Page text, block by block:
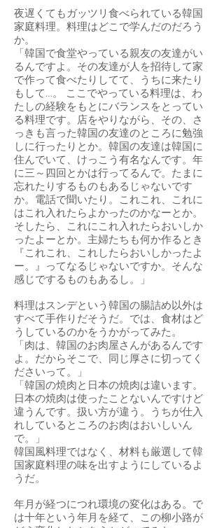
夜遅くてもガッツリ食べられている韓国
家庭料理。料理はどこで学んだのだろう
か。
「韓国で食堂やっている親友の友達がい
るんですよ。その友達が人を招待して家
で作って食べたりしてて、うちに来たり
もして…。 ここでやっている料理は、わ
たしの経験をもとにバランスをとってい
る料理です。店をやりながら、その、さ
っきも言った韓国の友達のところに勉強
しに行ったりとか。韓国の友達は韓国に
住んでいて、けっこう有名なんです。年
に三～四回とかは行ってるんで。たまに
忘れたりするものもあるじゃないです
か。電話で聞いたり。これこれ、これに
はこれ入れたらよかったのかなーとか。
そしたら、これにこれ入れたらおいしか
ったよーとか。主婦たちも何か作るとき
『これこれ、これしたらおいしかったよ
ー。』ってなるじゃないですか。そんな
感じでするものもあるし。」
料理はスンデという韓国の腸詰め以外は
すべて手作りだそうだ。では、食材はど
うしているのかをうかがってみた。
「肉は、韓国のお肉屋さんがあるんです
よ。だからそこで、同じ厚さに切ってく
ださいって。」
「韓国の焼肉と日本の焼肉は違います。
日本の焼肉は使ったことないんですけど
違うんです。扱い方が違う。うちが仕入
れしているところのお肉はおいしいん
で。」
韓国風料理ではなく、材料も厳選して韓
国家庭料理の味を出すようにしているよ
うだ。
年月が経つにつれ環境の変化はある。で
は十年という年月を経て、この柳小路が